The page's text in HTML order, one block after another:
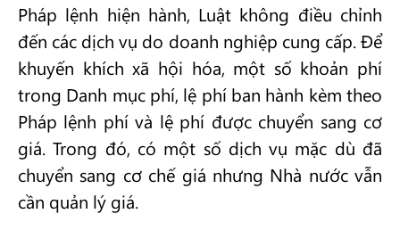
Pháp lệnh hiện hành, Luật không điều chỉnh
đến các dịch vụ do doanh nghiệp cung cấp. Để
khuyến khích xã hội hóa, một số khoản phí
trong Danh mục phí, lệ phí ban hành kèm theo
Pháp lệnh phí và lệ phí được chuyển sang cơ
giá. Trong đó, có một số dịch vụ mặc dù đã
chuyển sang cơ chế giá nhưng Nhà nước vẫn
cần quản lý giá.